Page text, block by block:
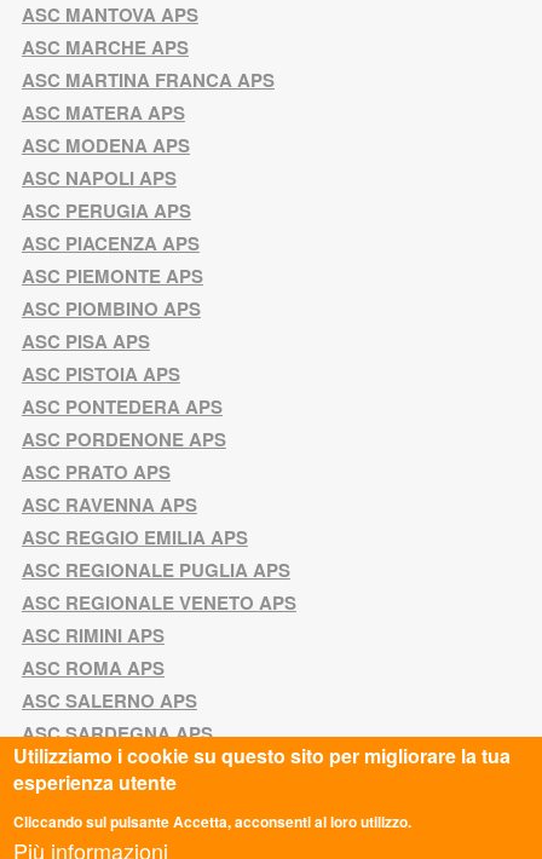
ASC MANTOVA APS
ASC MARCHE APS
ASC MARTINA FRANCA APS
ASC MATERA APS
ASC MODENA APS
ASC NAPOLI APS
ASC PERUGIA APS
ASC PIACENZA APS
ASC PIEMONTE APS
ASC PIOMBINO APS
ASC PISA APS
ASC PISTOIA APS
ASC PONTEDERA APS
ASC PORDENONE APS
ASC PRATO APS
ASC RAVENNA APS
ASC REGGIO EMILIA APS
ASC REGIONALE PUGLIA APS
ASC REGIONALE VENETO APS
ASC RIMINI APS
ASC ROMA APS
ASC SALERNO APS
ASC SARDEGNA APS
ASC SICILIA APS
ASC SIENA APS
ASC TARANTO APS
Utilizziamo i cookie su questo sito per migliorare la tua
esperienza utente
Cliccando sul pulsante Accetta, acconsenti al loro utilizzo.
Più informazioni